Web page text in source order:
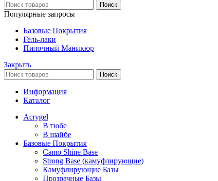
Поиск
Популярные запросы
Базовые Покрытия
Гель-лаки
Пилочный Маникюр
Закрыть
Поиск
Информация
Каталог
Acrygel
В тюбе
В шайбе
Базовые Покрытия
Camo Shine Base
Strong Base (камуфлирующие)
Камуфлирующие Базы
Прозрачные Базы